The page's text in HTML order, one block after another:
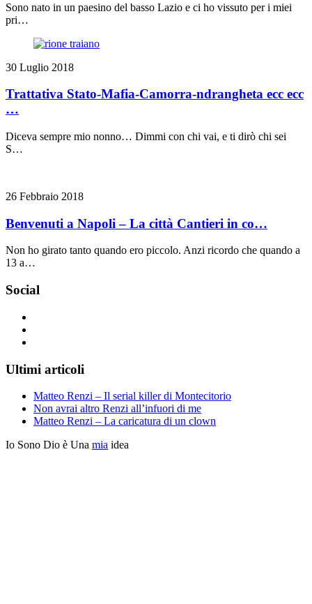
Sono nato in un paesino del basso Lazio e ci ho vissuto per i miei
pri…
30 Luglio 2018
Trattativa Stato-Mafia-Camorra-ndrangheta ecc ecc
…
Diceva sempre mio nonno… Dimmi con chi vai, e ti dirò chi sei
S…
26 Febbraio 2018
Benvenuti a Napoli – La città Cantieri in co…
Non ho girato tanto quando ero piccolo. Anzi ricordo che quando a
13 a…
Social
Ultimi articoli
Matteo Renzi – Il serial killer di Montecitorio
Non avrai altro Renzi all’infuori di me
Matteo Renzi – La caricatura di un clown
Io Sono Dio è Una mia idea